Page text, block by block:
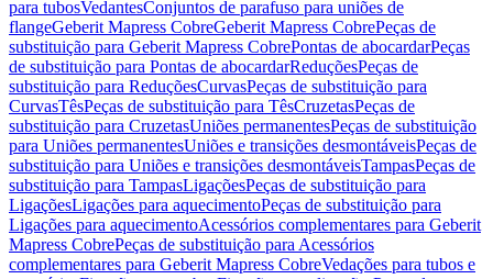
para tubosVedantesConjuntos de parafuso para uniões de
flangeGeberit Mapress CobreGeberit Mapress CobrePeças de
substituição para Geberit Mapress CobrePontas de abocardarPeças
de substituição para Pontas de abocardarReduçõesPeças de
substituição para ReduçõesCurvasPeças de substituição para
CurvasTêsPeças de substituição para TêsCruzetasPeças de
substituição para CruzetasUniões permanentesPeças de substituição
para Uniões permanentesUniões e transições desmontáveisPeças de
substituição para Uniões e transições desmontáveisTampasPeças de
substituição para TampasLigaçõesPeças de substituição para
LigaçõesLigações para aquecimentoPeças de substituição para
Ligações para aquecimentoAcessórios complementares para Geberit
Mapress CobrePeças de substituição para Acessórios
complementares para Geberit Mapress CobreVedações para tubos e